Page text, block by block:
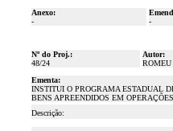
Anexo:
-
-
Nº do Proj.:
48/24
Autor:
ROMEU
Ementa:
INSTITUI O PROGRAMA ESTADUAL
BENS APREENDIDOS EM
Descrição: